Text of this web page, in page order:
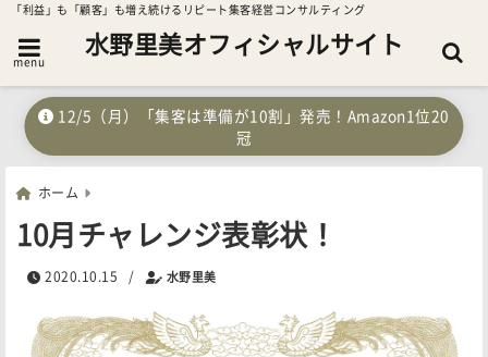
「利益」も「顧客」も増え続けるリピート集客経営コンサルティング
menu
水野里美オフィシャルサイト
12/5（月）「集客は準備が10割」発売！Amazon1位20
冠
ホーム
10月チャレンジ表彰状！
2020.10.15 / 水野里美